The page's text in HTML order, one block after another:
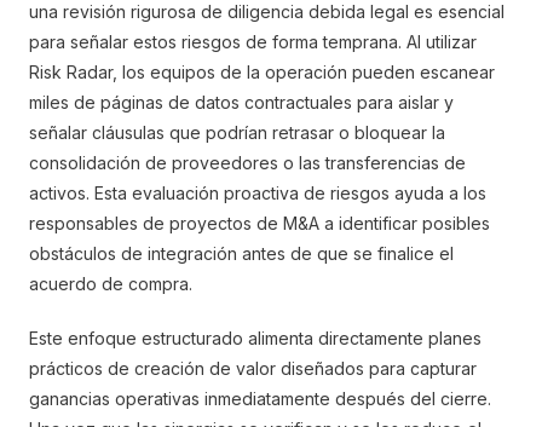
una revisión rigurosa de diligencia debida legal es esencial
para señalar estos riesgos de forma temprana. Al utilizar
Risk Radar, los equipos de la operación pueden escanear
miles de páginas de datos contractuales para aislar y
señalar cláusulas que podrían retrasar o bloquear la
consolidación de proveedores o las transferencias de
activos. Esta evaluación proactiva de riesgos ayuda a los
responsables de proyectos de M&A a identificar posibles
obstáculos de integración antes de que se finalice el
acuerdo de compra.
Este enfoque estructurado alimenta directamente planes
prácticos de creación de valor diseñados para capturar
ganancias operativas inmediatamente después del cierre.